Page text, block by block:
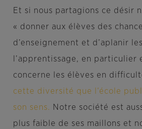
Et si nous partagions ce désir
« donner aux élèves des
d’enseignement et d’aplanir
l’apprentissage, en particulier
concerne les élèves en
cette diversité que l’école
son sens. Notre société est
plus faible de ses maillons et